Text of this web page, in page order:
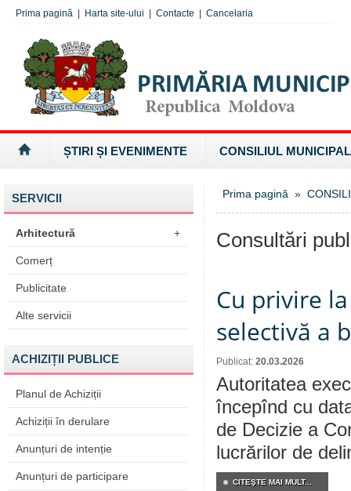
Prima pagină Harta site-ului Contacte Cancelaria
ȘTIRI ȘI EVENIMENTE CONSILIUL MUNICIPAL
SERVICII
Arhitectură +
Comerț
Publicitate
Alte servicii
ACHIZIȚII PUBLICE
Planul de Achiziții
Achiziții în derulare
Anunțuri de intenție
Anunțuri de participare
Prima pagină »
Consultări
Cu privire
selectivă a
Publicat: 20.03.2026
Autoritatea
începînd cu
de Decizie a
lucrărilor de
CITEŞTE MAI MULT...